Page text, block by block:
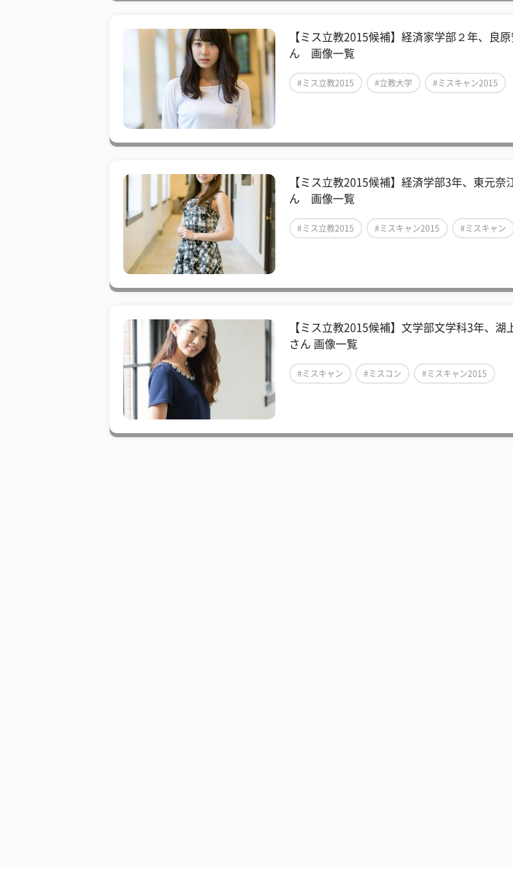
【ミス立教2015候補】経済家学部２年、良原
ん 画像一覧
#ミス立教2015 #立教大学 #ミスキャン2015
【ミス立教2015候補】経済学部3年、東元奈
ん 画像一覧
#ミス立教2015 #ミスキャン2015 #ミスキャン
【ミス立教2015候補】文学部文学科3年、湖
さん 画像一覧
#ミスキャン #ミスコン #ミスキャン2015